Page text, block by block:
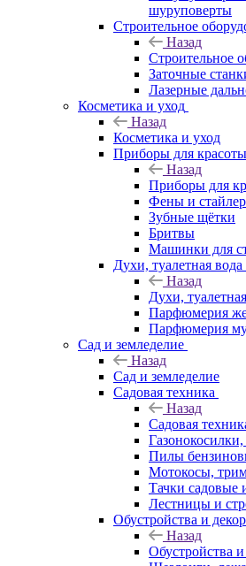
шуруповерты
Строительное
Назад
Строительное
Заточные
Лазерные
Косметика и уход
Назад
Косметика и уход
Приборы для
Назад
Приборы для
Фены и
Зубные щётки
Бритвы
Машинки для
Духи, туалетная вода
Назад
Духи,
Парфюмерия
Парфюмерия
Сад и земледелие
Назад
Сад и земледелие
Садовая техника
Назад
Садовая
Пилы
Мотокосы,
Тачки садовые
Лестницы и
Обустройства и
Назад
Обустройства и